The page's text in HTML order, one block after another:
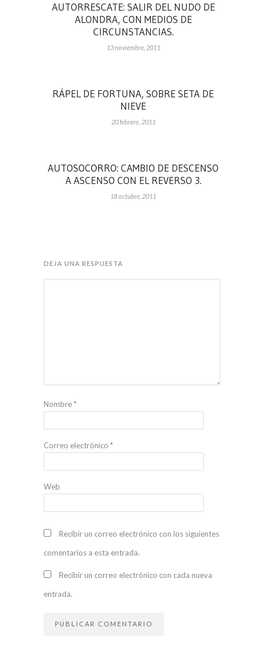
AUTORRESCATE: SALIR DEL NUDO DE
ALONDRA, CON MEDIOS DE
CIRCUNSTANCIAS.
13 noviembre, 2011
RÁPEL DE FORTUNA, SOBRE SETA DE
NIEVE
20 febrero, 2011
AUTOSOCORRO: CAMBIO DE DESCENSO
A ASCENSO CON EL REVERSO 3.
18 octubre, 2011
DEJA UNA RESPUESTA
Nombre*
Correo electrónico *
Web
Recibir un correo electrónico con los siguientes
comentarios a esta entrada.
Recibir un correo electrónico con cada nueva
entrada.